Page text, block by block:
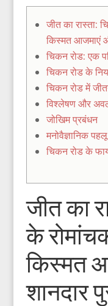
जीत का रास्ता:
किस्मत आजमाएं
चिकन रोड: एक
चिकन रोड के
चिकन रोड में
विश्लेषण और
जोखिम प्रबंधन
मनोवैज्ञानिक पहलू
चिकन रोड के
जीत का
के
किस्मत
शानदार